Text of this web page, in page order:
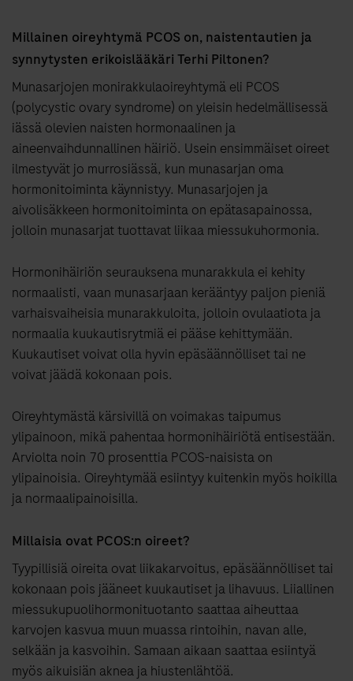
Millainen oireyhtymä PCOS on, naisten­tautien ja
synnytysten erikois­lääkäri Terhi Piltonen?
Munasarjojen monirakkulaoireyhtymä eli PCOS
(polycystic ovary syndrome) on yleisin hedelmällisessä
iässä olevien naisten hormonaalinen ja
aineenvaihdunnallinen häiriö. Usein ensimmäiset oireet
ilmestyvät jo murrosiässä, kun munasarjan oma
hormonitoiminta käynnistyy. Munasarjojen ja
aivolisäkkeen hormonitoiminta on epätasapainossa,
jolloin munasarjat tuottavat liikaa miessukuhormonia.
Hormonihäiriön seurauksena munarakkula ei kehity
normaalisti, vaan munasarjaan kerääntyy paljon pieniä
varhaisvaiheisia munarakkuloita, jolloin ovulaatiota ja
normaalia kuukautisrytmiä ei pääse kehittymään.
Kuukautiset voivat olla hyvin epäsäännölliset tai ne
voivat jäädä kokonaan pois.
Oireyhtymästä kärsivillä on voimakas taipumus
ylipainoon, mikä pahentaa hormonihäiriötä entisestään.
Arviolta noin 70 prosenttia PCOS-naisista on
ylipainoisia. Oireyhtymää esiintyy kuitenkin myös hoikilla
ja normaalipainoisilla.
Millaisia ovat PCOS:n oireet?
Tyypillisiä oireita ovat liikakarvoitus, epäsäännölliset tai
kokonaan pois jääneet kuukautiset ja lihavuus. Liiallinen
miessukupuolihormonituotanto saattaa aiheuttaa
karvojen kasvua muun muassa rintoihin, navan alle,
selkään ja kasvoihin. Samaan aikaan saattaa esiintyä
myös aikuisiän aknea ja hiustenlähtöä.